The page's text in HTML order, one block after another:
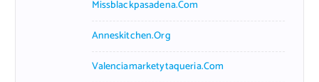
Missblackpasadena.com
Anneskitchen.org
Valenciamarketytaqueria.com